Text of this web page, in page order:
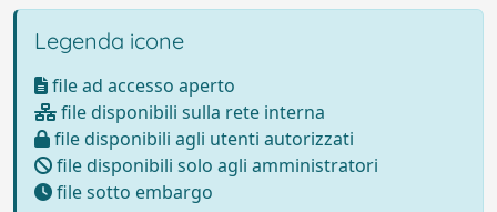
Legenda icone
file ad accesso aperto
file disponibili sulla rete interna
file disponibili agli utenti autorizzati
file disponibili solo agli amministratori
file sotto embargo